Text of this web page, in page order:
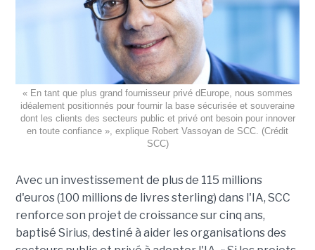
« En tant que plus grand fournisseur privé dEurope, nous sommes
idéalement positionnés pour fournir la base sécurisée et souveraine
dont les clients des secteurs public et privé ont besoin pour innover
en toute confiance », explique Robert Vassoyan de SCC. (Crédit
SCC)
Avec un investissement de plus de 115 millions
d'euros (100 millions de livres sterling) dans l'IA, SCC
renforce son projet de croissance sur cinq ans,
baptisé Sirius, destiné à aider les organisations des